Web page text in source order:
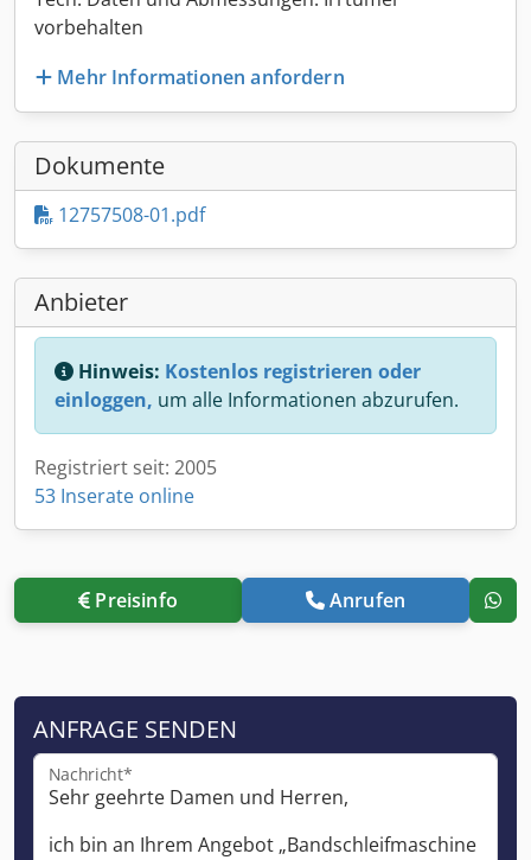
vorbehalten
Mehr Informationen anfordern
Dokumente
12757508-01.pdf
Anbieter
Hinweis: Kostenlos registrieren oder
einloggen, um alle Informationen abzurufen.
Registriert seit: 2005
53 Inserate online
Preisinfo Anrufen
ANFRAGE SENDEN
Nachricht*